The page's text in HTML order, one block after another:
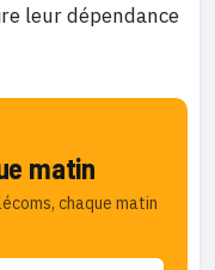
leur dépendance
matin
chaque matin